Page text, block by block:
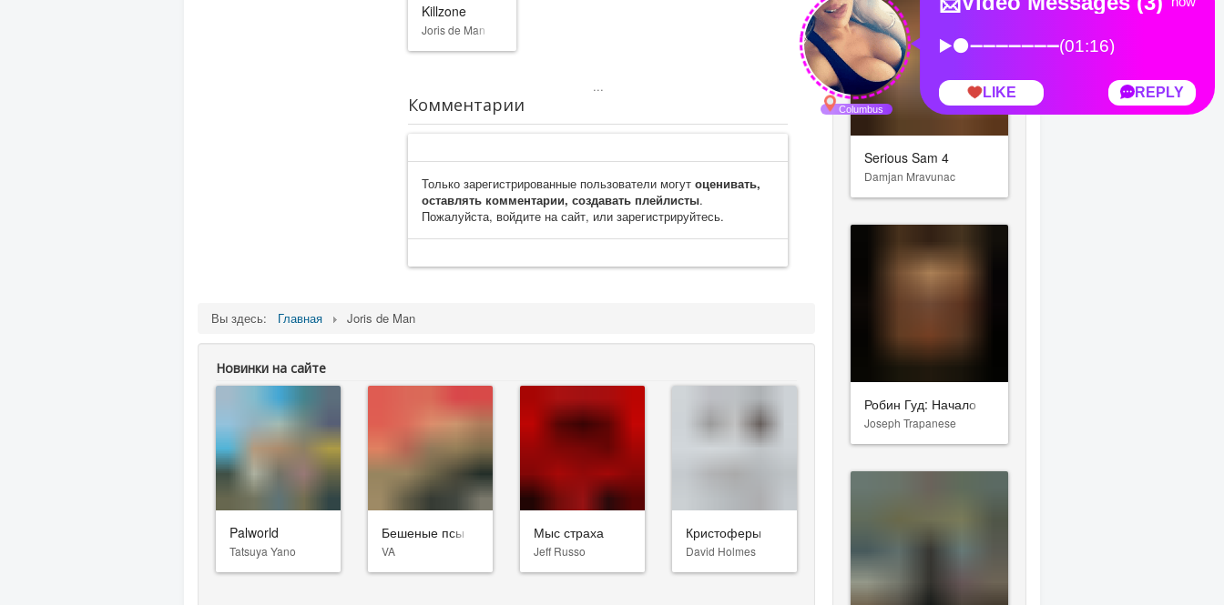
Killzone
Joris de Man
...
Комментарии
Только зарегистрированные пользователи могутоценивать,
оставлять комментарии, создавать плейлисты.
Пожалуйста, войдите на сайт, или зарегистрируйтесь.
Вы здесь: Главная Joris de Man
Новинки на сайте
Palworld
Tatsuya Yano
Бешеные псы
VA
Мыс страха
Jeff Russo
Кристоферы
David Holmes
Serious Sam 4
Damjan Mravunac
Робин Гуд: Начало
Joseph Trapanese